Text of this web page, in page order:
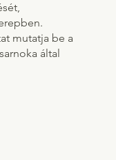
mutatja be a
által